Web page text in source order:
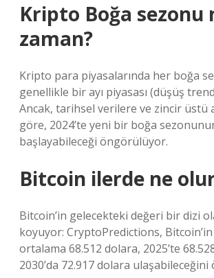
Kripto Boğa sezonu
zaman?
Kripto para piyasalarında her boğa
genellikle bir ayı piyasası (düşüş
Ancak, tarihsel verilere ve zincir üstü
göre, 2024’te yeni bir boğa
başlayabileceği öngörülüyor.
Bitcoin ilerde ne
Bitcoin’in gelecekteki değeri bir dizi
koyuyor: CryptoPredictions, Bitcoin’in
ortalama 68.512 dolara, 2025’te
2030’da 72.917 dolara